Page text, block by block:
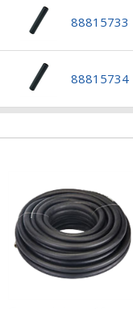
88815733
88815734